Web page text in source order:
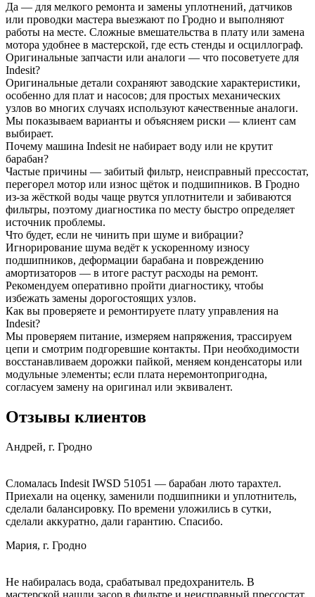
Да — для мелкого ремонта и замены уплотнений, датчиков
или проводки мастера выезжают по Гродно и выполняют
работы на месте. Сложные вмешательства в плату или замена
мотора удобнее в мастерской, где есть стенды и осциллограф.
Оригинальные запчасти или аналоги — что посоветуете для
Indesit?
Оригинальные детали сохраняют заводские характеристики,
особенно для плат и насосов; для простых механических
узлов во многих случаях используют качественные аналоги.
Мы показываем варианты и объясняем риски — клиент сам
выбирает.
Почему машина Indesit не набирает воду или не крутит
барабан?
Частые причины — забитый фильтр, неисправный прессостат,
перегорел мотор или износ щёток и подшипников. В Гродно
из-за жёсткой воды чаще рвутся уплотнители и забиваются
фильтры, поэтому диагностика по месту быстро определяет
источник проблемы.
Что будет, если не чинить при шуме и вибрации?
Игнорирование шума ведёт к ускоренному износу
подшипников, деформации барабана и повреждению
амортизаторов — в итоге растут расходы на ремонт.
Рекомендуем оперативно пройти диагностику, чтобы
избежать замены дорогостоящих узлов.
Как вы проверяете и ремонтируете плату управления на
Indesit?
Мы проверяем питание, измеряем напряжения, трассируем
цепи и смотрим подгоревшие контакты. При необходимости
восстанавливаем дорожки пайкой, меняем конденсаторы или
модульные элементы; если плата неремонтопригодна,
согласуем замену на оригинал или эквивалент.
Отзывы клиентов
Андрей, г. Гродно
Сломалась Indesit IWSD 51051 — барабан люто тарахтел.
Приехали на оценку, заменили подшипники и уплотнитель,
сделали балансировку. По времени уложились в сутки,
сделали аккуратно, дали гарантию. Спасибо.
Мария, г. Гродно
Не набиралась вода, срабатывал предохранитель. В
мастерской нашли засор в фильтре и неисправный прессостат,